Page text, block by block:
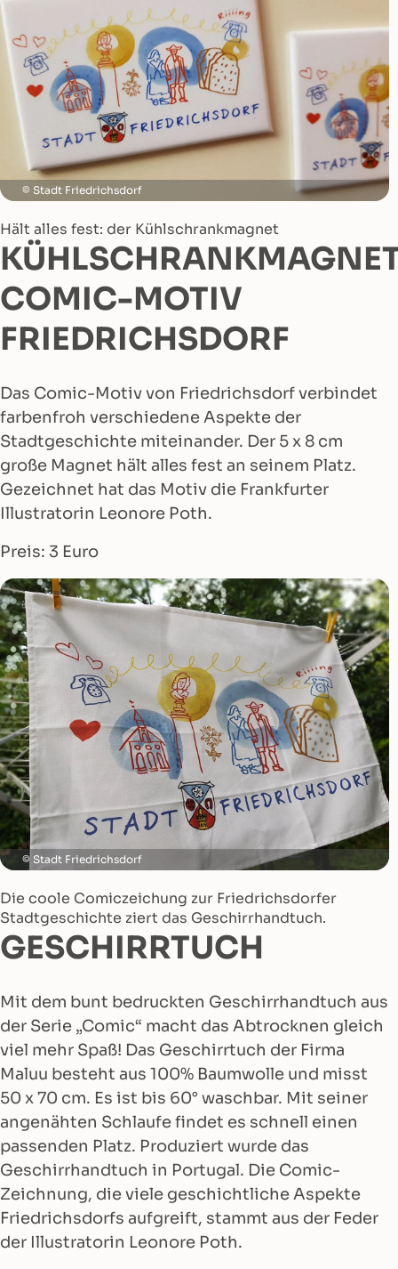
Stadt Friedrichsdorf
Hält alles fest: der Kühlschrankmagnet
COMIC-MOTIV
FRIEDRICHSDORF
Das Comic-Motiv von Friedrichsdorf verbindet
farbenfroh verschiedene Aspekte der
Stadtgeschichte miteinander. Der 5 x 8 cm
große Magnet hält alles fest an seinem Platz.
Gezeichnet hat das Motiv die Frankfurter
Illustratorin Leonore Poth.
Preis: 3 Euro
Stadt Friedrichsdorf
Die coole Comiczeichung zur Friedrichsdorfer
Stadtgeschichte ziert das Geschirrhandtuch.
GESCHIRRTUCH
Mit dem bunt bedruckten Geschirrhandtuch aus
der Serie „Comic“ macht das Abtrocknen gleich
viel mehr Spaß! Das Geschirrtuch der Firma
Maluu besteht aus 100% Baumwolle und misst
50 x 70 cm. Es ist bis 60° waschbar. Mit seiner
angenähten Schlaufe findet es schnell einen
passenden Platz. Produziert wurde das
Geschirrhandtuch in Portugal. Die Comic-
Zeichnung, die viele geschichtliche Aspekte
Friedrichsdorfs aufgreift, stammt aus der Feder
der Illustratorin Leonore Poth.